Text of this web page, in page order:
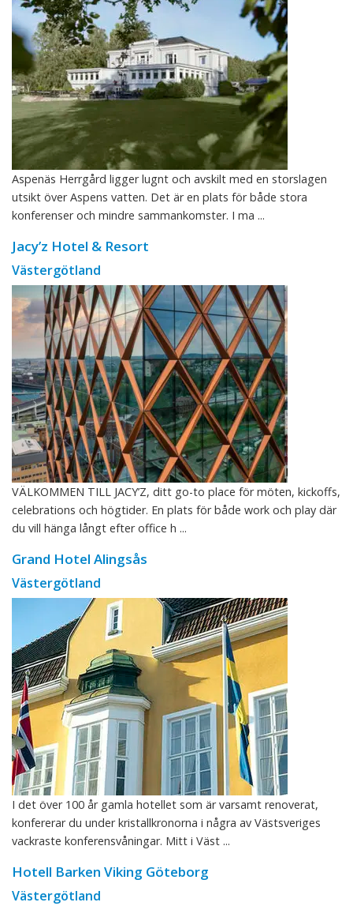
Aspenäs Herrgård ligger lugnt och avskilt med en storslagen
utsikt över Aspens vatten. Det är en plats för både stora
konferenser och mindre sammankomster. I ma ...
Jacy’z Hotel & Resort
Västergötland
VÄLKOMMEN TILL JACY’Z, ditt go-to place för möten, kickoffs,
celebrations och högtider. En plats för både work och play där
du vill hänga långt efter office h ...
Grand Hotel Alingsås
Västergötland
I det över 100 år gamla hotellet som är varsamt renoverat,
konfererar du under kristallkronorna i några av Västsveriges
vackraste konferensvåningar. Mitt i Väst ...
Hotell Barken Viking Göteborg
Västergötland